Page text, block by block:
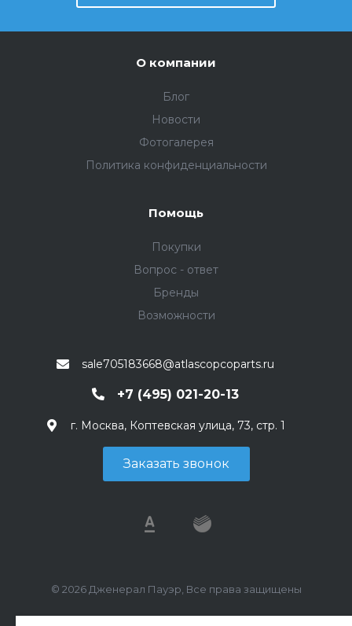
О компании
Блог
Новости
Фотогалерея
Политика конфиденциальности
Помощь
Покупки
Вопрос - ответ
Бренды
Возможности
sale705183668@atlascopcoparts.ru
+7 (495) 021-20-13
г. Москва, Коптевская улица, 73, стр. 1
Заказать звонок
© 2026 Дженерал Пауэр, Все права защищены